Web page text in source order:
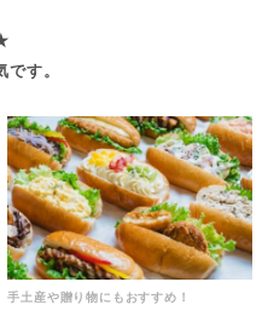
す。
手土産や贈り物にもおすすめ！